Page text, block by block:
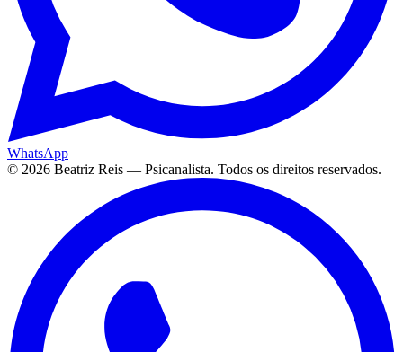
WhatsApp
© 2026 Beatriz Reis — Psicanalista. Todos os direitos reservados.